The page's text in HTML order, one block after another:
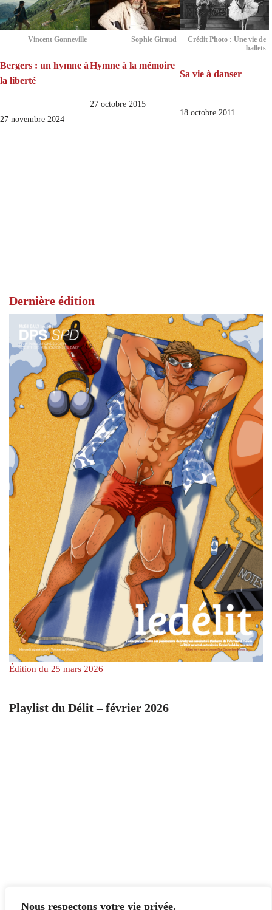
Nous respectons votre vie privée.
Vincent Gonneville
Bergers : un hymne à
la liberté
27 novembre 2024
Sophie Giraud
Hymne à la mémoire
27 octobre 2015
Crédit Photo : Une vie de
ballets
Sa vie à danser
18 octobre 2011
Dernière édition
Édition du 25 mars 2026
Playlist du Délit – février 2026